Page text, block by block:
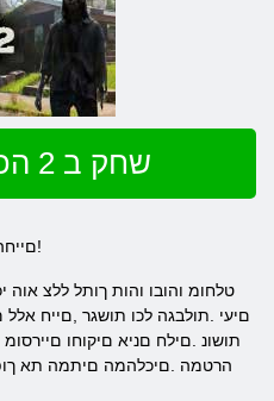
שחק ב 2 הכיעד תנידמ
Game םייחה תא רוחבל 2 הכיעד תנידמ!
םיעי .תולבגה לכו תושגר ,םייח
תושונ .םילח םניא םיקוחו
הרטמה .םיכלהמה םיתמה תא